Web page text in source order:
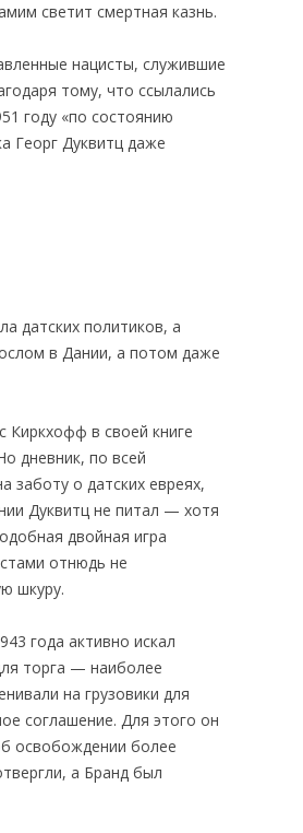
светит смертная казнь.
нацисты, служившие
тому, что ссылались
году «по состоянию
Георг Дуквитц даже
датских политиков, а
в Дании, а потом даже
Киркхофф в своей книге
дневник, по всей
заботу о датских евреях,
Дуквитц не питал — хотя
двойная игра
отнюдь не
шкуру.
года активно искал
торга — наиболее
на грузовики для
соглашение. Для этого он
освобождении более
а Бранд был